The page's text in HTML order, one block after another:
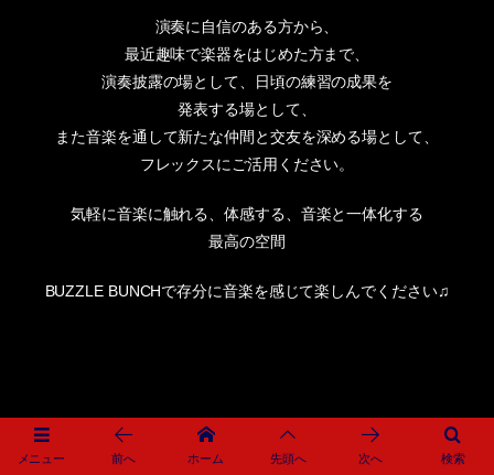
演奏に自信のある方から、
最近趣味で楽器をはじめた方まで、
演奏披露の場として、日頃の練習の成果を
発表する場として、
また音楽を通して新たな仲間と交友を深める場として、
フレックスにご活用ください。
気軽に音楽に触れる、体感する、音楽と一体化する
最高の空間
BUZZLE BUNCHで存分に音楽を感じて楽しんでください♫
メニュー 検索
前へ ホーム 先頭へ 次へ